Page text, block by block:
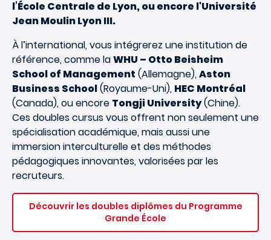
l’École Centrale de Lyon, ou encore l'Université
Jean Moulin Lyon III.
À l’international, vous intégrerez une institution de
référence, comme laWHU – Otto Beisheim
School of Management (Allemagne), Aston
Business School(Royaume-Uni), HEC Montréal
(Canada), ou encore Tongji University(Chine).
Ces doubles cursus vous offrent non seulement une
spécialisation académique, mais aussi une
immersion interculturelle et des méthodes
pédagogiques innovantes, valorisées par les
recruteurs.
Découvrir les doubles diplômes du Programme
Grande École